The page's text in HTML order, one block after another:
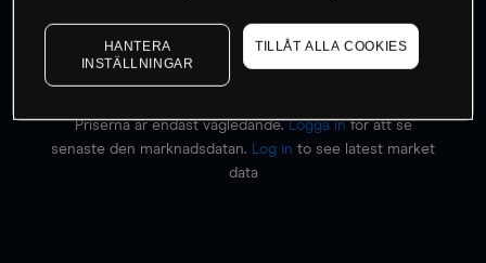
Priserna är endast vägledande.Logga inför att se
senaste den marknadsdatan.
Log in to see latest market
data
HANTERA
INSTÄLLNINGAR
TILLÅT ALLA COOKIES